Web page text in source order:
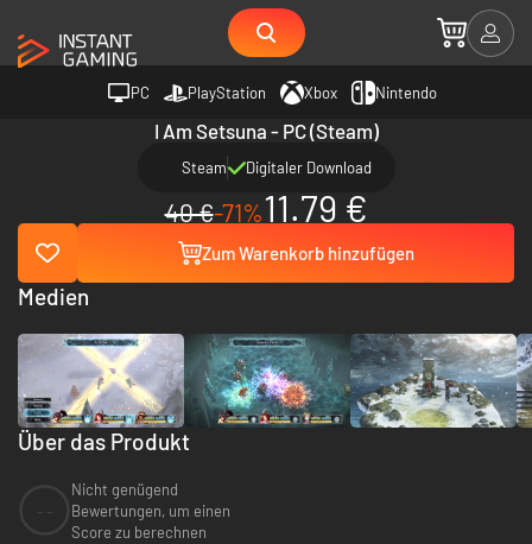
PC PlayStation Xbox Nintendo
I Am Setsuna - PC (Steam)
Steam Digitaler Download
40 €-71%11.79 €
Zum Warenkorb hinzufügen
Über das Produkt
Nicht genügend
Bewertungen, um einen
Score zu berechnen
Medien